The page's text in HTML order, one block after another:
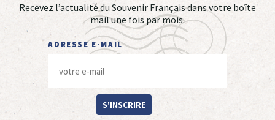
Recevez l’actualité du Souvenir Français dans votre boîte
mail une fois par mois.
ADRESSE E-MAIL
S'INSCRIRE